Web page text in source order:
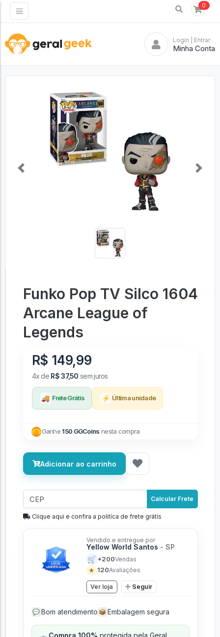
0
Login | Entrar
Minha Conta
Previous Next
Funko Pop TV Silco 1604
Arcane League of
Legends
R$ 149,99
4x de R$ 37,50 sem juros
🚚 Frete Grátis ⚡ Última unidade
Ganhe150 GGCoins nesta compra
Adicionar ao carrinho
Calcular Frete
Clique aqui e confira a politíca de frete grátis
Vendido e entregue por
Yellow World Santos - SP
🛒 +200Vendas
★ 120Avaliações
Ver loja Seguir
💬 Bom atendimento 📦 Embalagem segura